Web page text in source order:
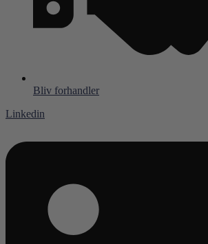
Bliv forhandler
Linkedin